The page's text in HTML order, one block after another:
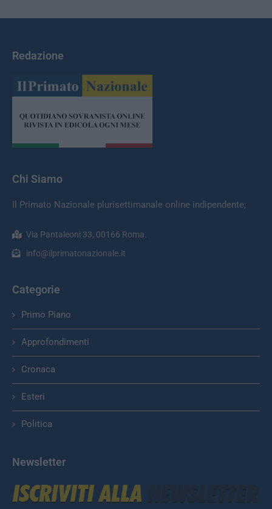
Redazione
Chi Siamo
Il Primato Nazionale plurisettimanale online indipendente;
Via Pantaleoni 33, 00166 Roma.
info@ilprimatonazionale.it
Categorie
Primo Piano
Approfondimenti
Cronaca
Esteri
Politica
Newsletter